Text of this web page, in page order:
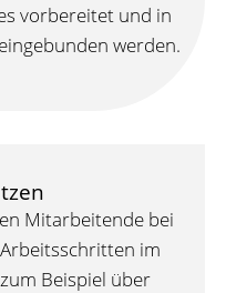
vorbereitet und in
werden.
Mitarbeitende bei
im
Beispiel über